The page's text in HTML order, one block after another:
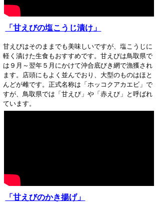
「甘えびの塩こうじ漬け」
甘えびはそのままでも美味しいですが、塩こうじに
軽く漬けた生食もおすすめです。甘えびは鳥取県で
は９月～翌年５月にかけて沖合底びき網で漁獲され
ます。店頭にもよく並んでおり、大型のものはほと
んどが雌です。正式名称は「ホッコクアカエビ」で
すが、鳥取県では「甘えび」や「赤えび」と呼ばれ
ています。
「甘えびのかき揚げ」